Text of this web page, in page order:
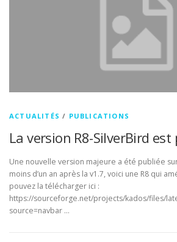
ACTUALITÉS / PUBLICATIONS
La version R8-SilverBird est
Une nouvelle version majeure a été publiée
moins d’un an après la v1.7, voici une R8 qui
pouvez la télécharger ici :
https://sourceforge.net/projects/kados/files/
source=navbar …